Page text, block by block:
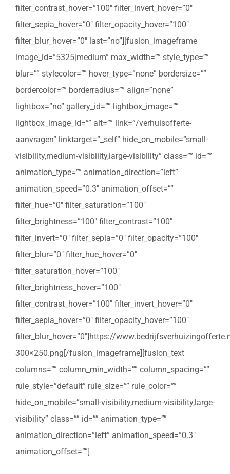
filter_contrast_hover=”100″ filter_invert_hover=”0″
filter_sepia_hover=”0″ filter_opacity_hover=”100″
filter_blur_hover=”0″ last=”no”][fusion_imageframe
image_id=”5325|medium” max_width=”” style_type=””
blur=”” stylecolor=”” hover_type=”none” bordersize=””
bordercolor=”” borderradius=”” align=”none”
lightbox=”no” gallery_id=”” lightbox_image=””
lightbox_image_id=”” alt=”” link=”/verhuisofferte-
aanvragen” linktarget=”_self” hide_on_mobile=”small-
visibility,medium-visibility,large-visibility” class=”” id=””
animation_type=”” animation_direction=”left”
animation_speed=”0.3″ animation_offset=””
filter_hue=”0″ filter_saturation=”100″
filter_brightness=”100″ filter_contrast=”100″
filter_invert=”0″ filter_sepia=”0″ filter_opacity=”100″
filter_blur=”0″ filter_hue_hover=”0″
filter_saturation_hover=”100″
filter_brightness_hover=”100″
filter_contrast_hover=”100″ filter_invert_hover=”0″
filter_sepia_hover=”0″ filter_opacity_hover=”100″
filter_blur_hover=”0″]https://
300×250.png[/fusion_imageframe][fusion_text
columns=”” column_min_width=”” column_spacing=””
rule_style=”default” rule_size=”” rule_color=””
hide_on_mobile=”small-visibility,medium-visibility,large-
visibility” class=”” id=”” animation_type=””
animation_direction=”left” animation_speed=”0.3″
animation_offset=””]